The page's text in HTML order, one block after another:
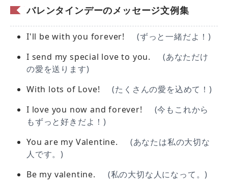
バレンタインデーのメッセージ文例集
I'll be with you forever!
(ずっと一緒だよ！)
I send my special love to you.
(あなただけ
の愛を送ります)
With lots of Love!
(たくさんの愛を込めて！)
I love you now and forever!
(今もこれから
もずっと好きだよ！)
You are my Valentine.
(あなたは私の大切な
人です。)
Be my valentine.
(私の大切な人になって。)